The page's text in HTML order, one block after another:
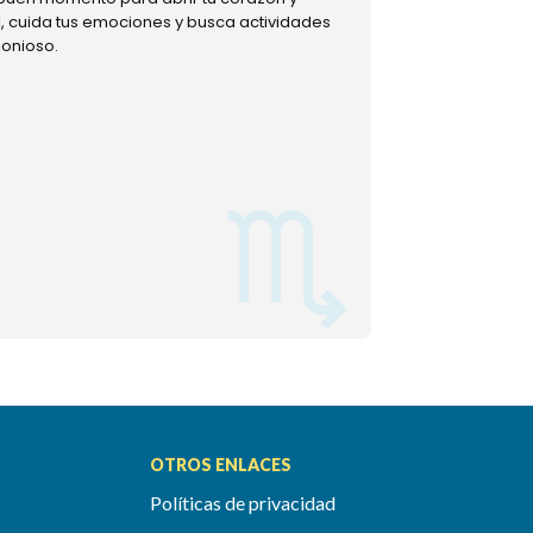
cuida tus emociones y busca actividades
OTROS ENLACES
Políticas de privacidad